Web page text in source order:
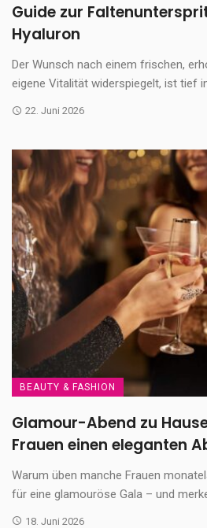
Guide zur
Hyaluron
Der Wunsch nach einem frischen,
eigene Vitalität widerspiegelt, ist tief
22. Juni 2026
BEAUTY & FASHION
Glamour-Abend zu
Frauen einen eleganten
Warum üben manche Frauen
für eine glamouröse Gala – und
18. Juni 2026